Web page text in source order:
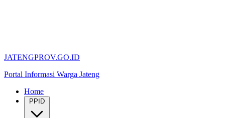
JATENGPROV.GO.ID
Portal Informasi Warga Jateng
Home
PPID